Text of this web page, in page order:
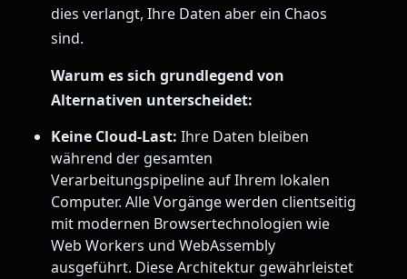
dies verlangt, Ihre Daten aber ein Chaos
sind.
Warum es sich grundlegend von
Alternativen unterscheidet:
Keine Cloud-Last: Ihre Daten bleiben
während der gesamten
Verarbeitungspipeline auf Ihrem lokalen
Computer. Alle Vorgänge werden clientseitig
mit modernen Browsertechnologien wie
Web Workers und WebAssembly
ausgeführt. Diese Architektur gewährleistet